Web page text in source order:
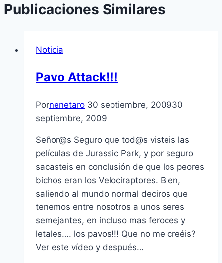
Publicaciones Similares
Noticia
Pavo Attack!!!
Pornenetaro 30 septiembre, 200930
septiembre, 2009
Señor@s Seguro que tod@s visteis las
pelí­culas de Jurassic Park, y por seguro
sacasteis en conclusión de que los peores
bichos eran los Velociraptores. Bien,
saliendo al mundo normal deciros que
tenemos entre nosotros a unos seres
semejantes, en incluso mas feroces y
letales…. los pavos!!! Que no me creéis?
Ver este ví­deo y después…